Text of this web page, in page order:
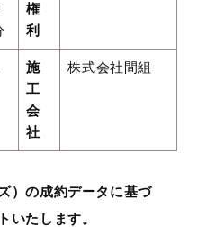
権
利
施
工
会
社
株式会社間組
）の成約データに基づ
いたします。